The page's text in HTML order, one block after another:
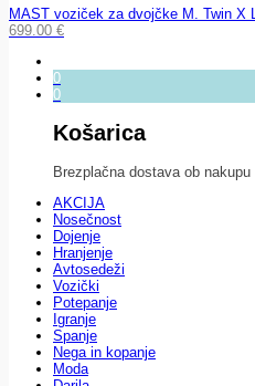
MAST voziček za dvojčke M. Twin X
699.00 €
0
0
Košarica
Brezplačna dostava ob nakupu
AKCIJA
Nosečnost
Dojenje
Hranjenje
Avtosedeži
Vozički
Potepanje
Igranje
Spanje
Nega in kopanje
Moda